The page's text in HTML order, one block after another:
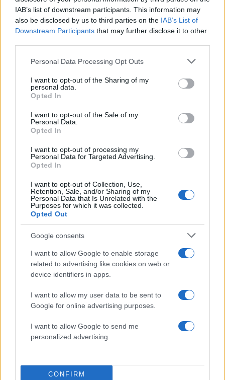
IAB’s list of downstream participants. This information may
also be disclosed by us to third parties on the IAB’s List of
Downstream Participants that may further disclose it to other
Please note that this website/app uses one or more Google
not limited to your visit or usage behaviour. You may click to
grant or deny consent to Google and its third-party tags to
use your data for below specified purposes in below Google
consent section.
Personal Data Processing Opt Outs
I want to opt-out of the Sharing of my
personal data.
Opted In
I want to opt-out of the Sale of my
Personal Data.
Opted In
I want to opt-out of processing my
Personal Data for Targeted Advertising.
Opted In
I want to opt-out of Collection, Use,
Retention, Sale, and/or Sharing of my
Personal Data that Is Unrelated with the
Purposes for which it was collected.
Opted Out
Google consents
I want to allow Google to enable storage
related to advertising like cookies on web or
device identifiers in apps.
I want to allow my user data to be sent to
Google for online advertising purposes.
I want to allow Google to send me
personalized advertising.
CONFIRM
απολογηθεί την Τρίτη – «Είναι αθώα,
συμμετείχε στη διαδήλωση όπως και
100.000 άτομα»
2τροχαίο με νεκρούς μητέρα και γιο – Ο
οδηγός του φορτηγού κατέγραψε τη
σύγκρουση
Σίντνεϊ Τάουλ: Πέθανε σε ηλικία 26 ετών η
σταρ του TikTok – Kατέγραφε τη ζωή της
με τον καρκίνο
Λένα Σαμαρά: Συγκίνηση στο μνημόσυνο
για τον έναν χρόνο από τον θάνατο της
κόρης του Αντώνη Σαμαρά
Μεταφορές χρημάτων: Πότε μπορεί να
θεωρηθούν δωρεές και να επιβληθεί φόρος
– Τι ισχυεί για τις γονικές παροχές
Πιο σχολιασμένα
184 Έφυγαν οι συνεργάτες, μένει η Μαρία
Καρυστιανού - Η επόμενη μέρα για την
«Ελπίδα για τη Δημοκρατία»
Canadair 515: Οι πρώτες εικόνες από την
κατασκευή του αεροσκάφους που θα
επιχειρεί και τη νύχτα στα μέτωπα της
Βγήκαν ξανά τα μαχαίρια στην Ελπίδα
για τη Δημοκρατία: «Καρυστιανού,
κίνημα σε φοβικό αρχηγικό κόμμα»
Το πολωμένο μελτέμι που τροφοδότησε
χρόνων»